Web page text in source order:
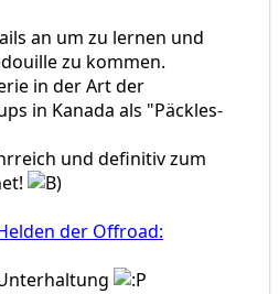
an um zu lernen und
zu kommen.
in der Art der
in Kanada als "Päckles-
und definitiv zum
der Offroad: